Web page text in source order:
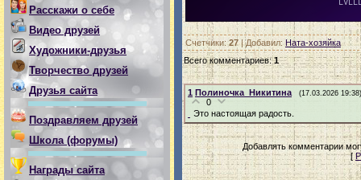
Расскажи о себе
Видео друзей
Художники-друзья
Творчество друзей
Друзья сайта
Поздравляем друзей
Школа (форумы)
Награды сайта
Счетчики:27 |Добавил: Ната-хозяйка
Всего комментариев:1
1 Полиночка_Никитина (17.03.2026 19:38)
0
Это настоящая радость.
Добавлять комментарии
[